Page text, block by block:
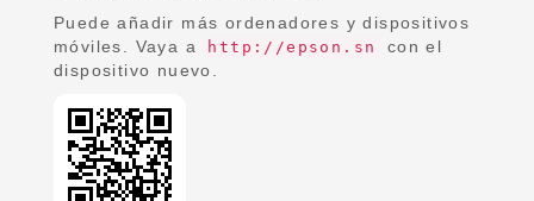
Puede añadir más ordenadores y dispositivos
móviles. Vaya a
http://epson.sn
con el
dispositivo nuevo.